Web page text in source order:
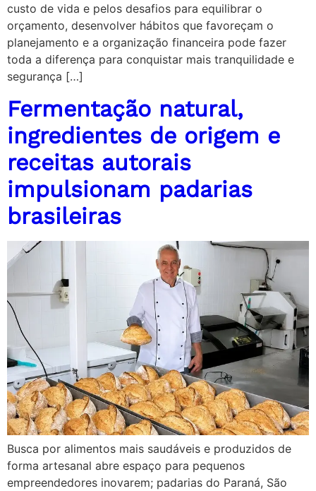
custo de vida e pelos desafios para equilibrar o
orçamento, desenvolver hábitos que favoreçam o
planejamento e a organização financeira pode fazer
toda a diferença para conquistar mais tranquilidade e
segurança […]
Fermentação natural,
ingredientes de origem e
receitas autorais
impulsionam padarias
brasileiras
Busca por alimentos mais saudáveis e produzidos de
forma artesanal abre espaço para pequenos
empreendedores inovarem; padarias do Paraná, São